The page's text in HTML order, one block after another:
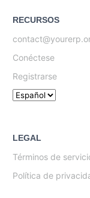
RECURSOS
Conéctese
Registrarse
LEGAL
Términos de
Política de